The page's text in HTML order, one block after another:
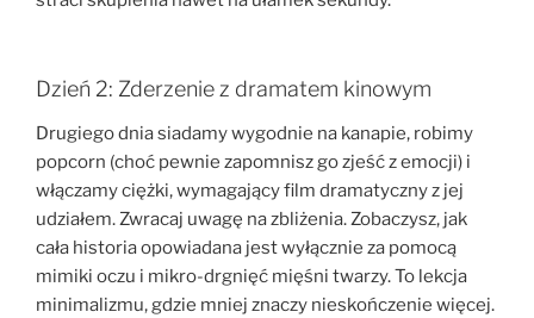
Dzień 2: Zderzenie z dramatem kinowym
Drugiego dnia siadamy wygodnie na kanapie, robimy
popcorn (choć pewnie zapomnisz go zjeść z emocji) i
włączamy ciężki, wymagający film dramatyczny z jej
udziałem. Zwracaj uwagę na zbliżenia. Zobaczysz, jak
cała historia opowiadana jest wyłącznie za pomocą
mimiki oczu i mikro-drgnięć mięśni twarzy. To lekcja
minimalizmu, gdzie mniej znaczy nieskończenie więcej.